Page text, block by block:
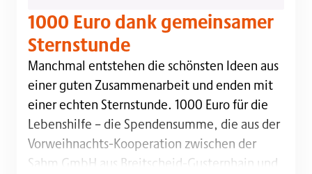
1000 Euro dank gemeinsamer
Sternstunde
Manchmal entstehen die schönsten Ideen aus
Manchmal entstehen die schönsten Ideen aus
einer guten Zusammenarbeit und enden mit
einer echten Sternstunde. 1000 Euro für die
Lebenshilfe – die Spendensumme, die aus der
Vorweihnachts-Kooperation zwischen der
Sahm GmbH aus Breitscheid-Gusternhain und